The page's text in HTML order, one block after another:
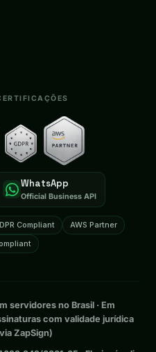
WhatsApp
Official Business API
Compliant
AWS Partner
servidores no Brasil · Em
com validade jurídica
ZapSign)